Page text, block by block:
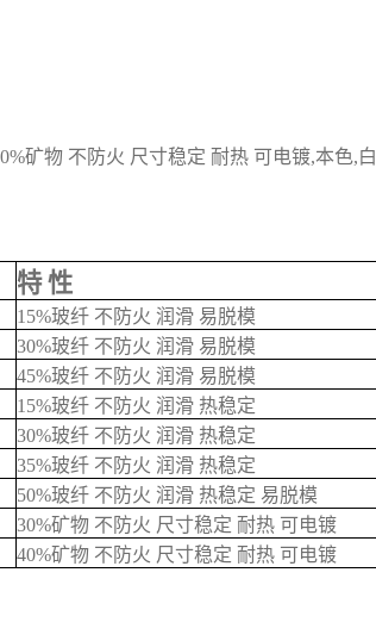
矿物 不防火 尺寸稳定 耐热 可电镀,本色,白
特 性
15%玻纤 不防火 润滑 易脱模
30%玻纤 不防火 润滑 易脱模
45%玻纤 不防火 润滑 易脱模
15%玻纤 不防火 润滑 热稳定
30%玻纤 不防火 润滑 热稳定
35%玻纤 不防火 润滑 热稳定
50%玻纤 不防火 润滑 热稳定 易脱模
30%矿物 不防火 尺寸稳定 耐热 可电镀
40%矿物 不防火 尺寸稳定 耐热 可电镀